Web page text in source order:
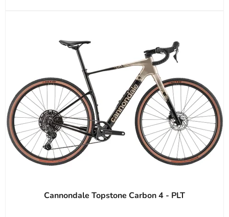
Cannondale Topstone Carbon 4 - PLT